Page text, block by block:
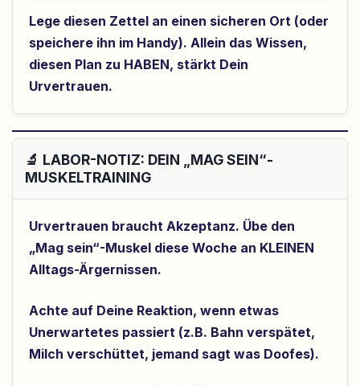
Lege diesen Zettel an einen sicheren Ort (oder
speichere ihn im Handy). Allein das Wissen,
diesen Plan zu HABEN, stärkt Dein
Urvertrauen.
🔬 LABOR-NOTIZ: DEIN „MAG SEIN“-
MUSKELTRAINING
Urvertrauen braucht Akzeptanz. Übe den
„Mag sein“-Muskel diese Woche an KLEINEN
Alltags-Ärgernissen.
Achte auf Deine Reaktion, wenn etwas
Unerwartetes passiert (z.B. Bahn verspätet,
Milch verschüttet, jemand sagt was Doofes).